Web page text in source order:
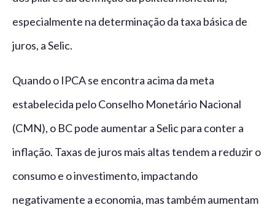
especialmente na determinação da taxa básica de
juros, a Selic.
Quando o IPCA se encontra acima da meta
estabelecida pelo Conselho Monetário Nacional
(CMN), o BC pode aumentar a Selic para conter a
inflação. Taxas de juros mais altas tendem a reduzir o
consumo e o investimento, impactando
negativamente a economia, mas também aumentam